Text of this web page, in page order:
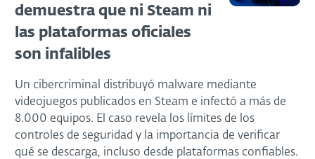
demuestra que ni Steam ni
las plataformas oficiales
son infalibles
Un cibercriminal distribuyó malware mediante
videojuegos publicados en Steam e infectó a más de
8.000 equipos. El caso revela los límites de los
controles de seguridad y la importancia de verificar
qué se descarga, incluso desde plataformas confiables.